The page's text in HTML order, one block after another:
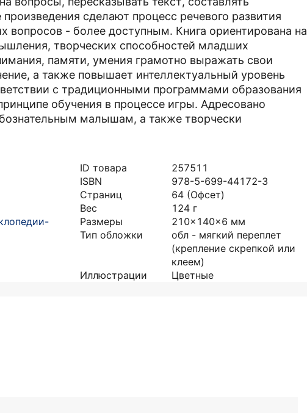
сделают процесс речевого развития
вопросов - более доступным. Книга ориентирована на
творческих способностей младших
памяти, умения грамотно выражать свои
а также повышает интеллектуальный уровень
с традиционными программами образования
обучения в процессе игры. Адресовано
малышам, а также творчески
ID товара
257511
ISBN
978-5-699-44172-3
Страниц
64 (Офсет)
Вес
124 г
Размеры
210x140x6 мм
Тип обложки
обл - мягкий переплет
(крепление скрепкой или
клеем)
Иллюстрации
Цветные